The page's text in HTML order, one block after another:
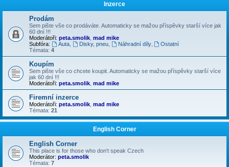
Inzerce
Prodám
Sem pište vše co prodáváte. Automaticky se mažou příspěvky starší více jak
60 dní !!!
Moderátoři: peta.smolik, mad mike
Subfóra:
Auta, Disky, pneu, Náhradní díly,
Ostatní
Témata: 4
Koupím
Sem pište vše co chcete koupit. Automaticky se mažou příspěvky starší více
jak 60 dní !!!
Moderátoři: peta.smolik, mad mike
Firemní inzerce
Moderátoři: peta.smolik, mad mike
Témata: 21
English Corner
English Corner
This place is for those who don't speak Czech
Moderátor: peta.smolik
Témata: 7